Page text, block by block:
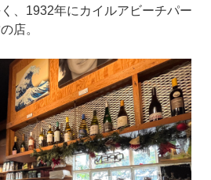
、1932年にカイルアビーチパー
店。